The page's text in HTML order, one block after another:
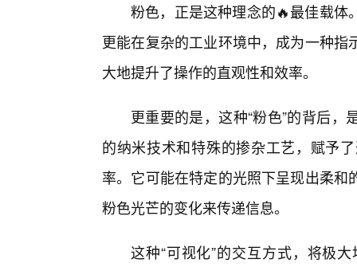
粉色，正是这种理念的🔥最佳载体
更能在复杂的工业环境中，成为一种
大地提升了操作的直观性和效率。
更重要的是，这种“粉色”的背后
的纳米技术和特殊的掺杂工艺，赋予
率。它可能在特定的光照下呈现出柔
粉色光芒的变化来传递信息。
这种“可视化”的交互方式，将极